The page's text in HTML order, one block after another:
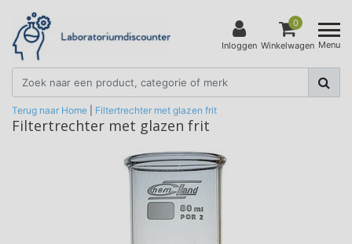
Inloggen
0
Winkelwagen Menu
Terug naar Home Filtertrechter met glazen frit
Filtertrechter met glazen frit